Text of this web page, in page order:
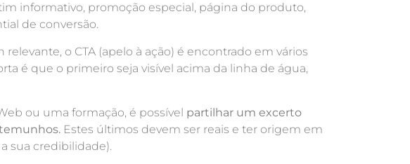
informativo, promoção especial, página do produto,
de conversão.
o CTA (apelo à ação) é encontrado em vários
é que o primeiro seja visível acima da linha de água,
ou uma formação, é possível partilhar um excerto
Estes últimos devem ser reais e ter origem em
sua credibilidade).